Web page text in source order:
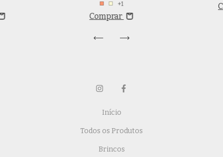
+1
Comprar
Início
Todos os Produtos
Brincos